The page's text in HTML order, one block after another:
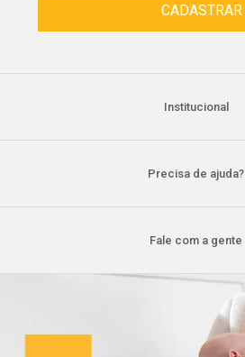
Institucional
Precisa de ajuda?
Fale com a gente